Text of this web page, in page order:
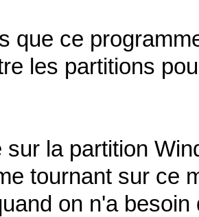
que ce
les partitions
sur la partition
tournant sur ce
on n'a